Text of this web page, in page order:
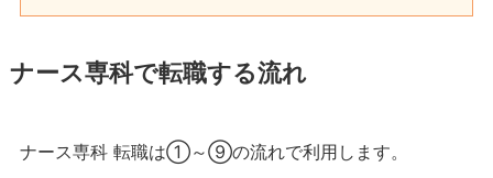
ナース専科で転職する流れ
ナース専科 転職は①～⑨の流れで利用します。